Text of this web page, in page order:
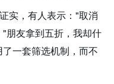
实，有人表示："取消
朋友拿到五折，我却什
一套筛选机制，而不